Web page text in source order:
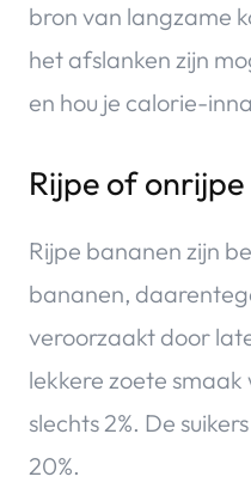
bron van langzame
het afslanken zijn
en hou je calorie-
Rijpe of
Rijpe bananen zijn
bananen,
veroorzaakt door
lekkere zoete
slechts 2%. De
20%.